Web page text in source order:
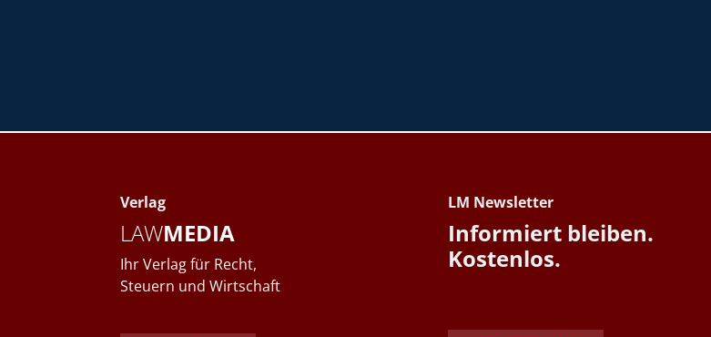
Verlag
LAWMEDIA
Ihr Verlag für Recht,
Steuern und Wirtschaft
LM Newsletter
Informiert bleiben.
Kostenlos.